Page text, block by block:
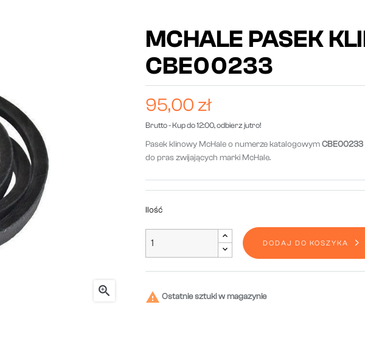

MCHALE PASEK
CBE00233
95,00 zł
Brutto- Kup do 12:00, odbierz jutro!
Pasek klinowy McHale o numerze katalogowymCBE00233
do pras zwijających marki McHale.
Ilość
DODAJ DO KOSZYKA
 Ostatnie sztuki w magazynie